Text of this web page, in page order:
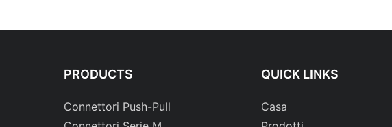
PRODUCTS
Connettori Push-Pull
QUICK LINKS
Casa